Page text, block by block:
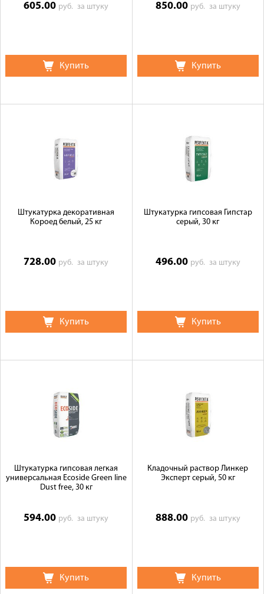
605.00 руб.за штуку
Купить
850.00 руб. за штуку
Купить
Штукатурка декоративная
Короед белый, 25 кг
728.00 руб.за штуку
Купить
Штукатурка гипсовая Гипстар
серый, 30 кг
496.00 руб. за штуку
Купить
Штукатурка гипсовая легкая
универсальная Ecoside Green line
Dust free, 30 кг
594.00 руб.за штуку
Купить
Кладочный раствор Линкер
Эксперт серый, 50 кг
888.00 руб. за штуку
Купить